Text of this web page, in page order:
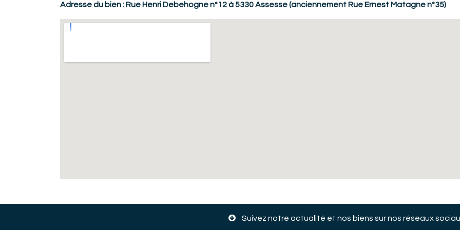
Adresse du bien : Rue Henri Debehogne n°12 à 5330 Assesse (anciennement Rue Ernest Matagne n°35)
Suivez notre actualité et nos biens sur nos réseaux